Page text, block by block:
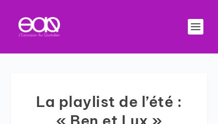
La playlist de l’été :